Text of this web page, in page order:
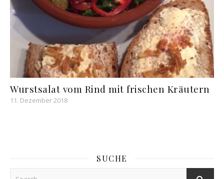
Wurstsalat vom Rind mit frischen Kräutern
11. Dezember 2018
SUCHE